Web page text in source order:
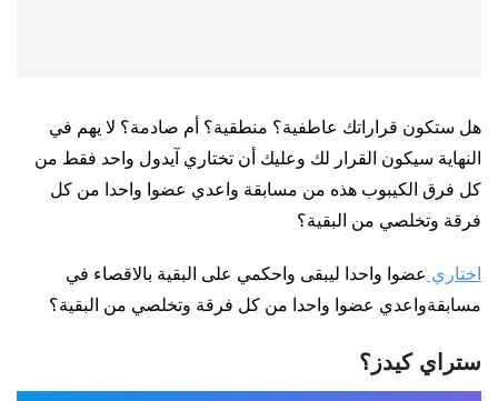
هل ستكون قراراتك عاطفية؟ منطقية؟ أم صادمة؟ لا يهم في
النهاية سيكون القرار لك وعليك أن تختاري آيدول واحد فقط من
كل فرق الكيبوب هذه من مسابقة واعدي عضوا واحدا من كل
فرقة وتخلصي من البقية؟
اختاري عضوا واحدا ليبقى واحكمي على البقية بالاقصاء في
مسابقةواعدي عضوا واحدا من كل فرقة وتخلصي من البقية؟
ستراي كيدز؟